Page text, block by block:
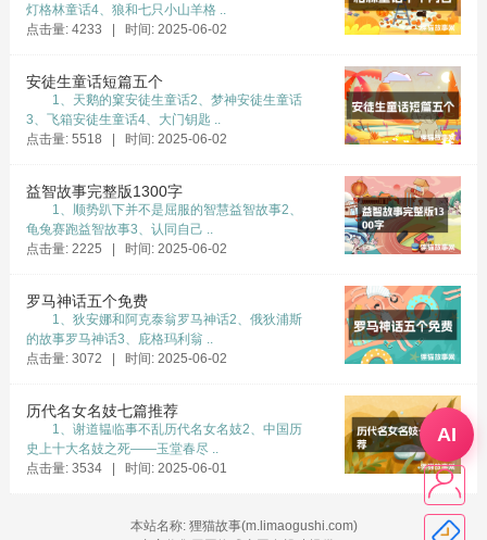
领袖也是人，面对美国壮大的海空力量说“不怕”是
首先有不畏强暴的气概，其次有权衡利弊的通盘
考虑。
朝鲜战争，如果中国不参战，美国的的刀锋将直
指事先我国工业最发达的地区，这和不战而降没
有区别。
金门炮战，如果有美舰护航就不开炮，那么，以
出现有海无防的局面，也是一个不战而降的结
果。
所以领袖权衡利弊，忍辱偷生是他不能忍受的，
“一切反动派都是纸老虎(tiger)”，也不是信口乱
说，而是导师多年斗争经验的总结。
当年领袖的犹豫，源于自己手上没有一张真正的
物质上的王牌，除了执政党的凝聚力、人民群众
灯格林童话4、狼和七只小山羊格 ..
点击量: 4233 | 时间: 2025-06-02
安徒生童话短篇五个
1、天鹅的窠安徒生童话2、梦神安徒生童话
3、飞箱安徒生童话4、大门钥匙 ..
点击量: 5518 | 时间: 2025-06-02
益智故事完整版1300字
1、顺势趴下并不是屈服的智慧益智故事2、
龟兔赛跑益智故事3、认同自己 ..
点击量: 2225 | 时间: 2025-06-02
罗马神话五个免费
1、狄安娜和阿克泰翁罗马神话2、俄狄浦斯
的故事罗马神话3、庇格玛利翁 ..
点击量: 3072 | 时间: 2025-06-02
历代名女名妓七篇推荐
1、谢道韫临事不乱历代名女名妓2、中国历
史上十大名妓之死——玉堂春尽 ..
点击量: 3534 | 时间: 2025-06-01
AI
本站名称: 狸猫故事(m.limaogushi.com)